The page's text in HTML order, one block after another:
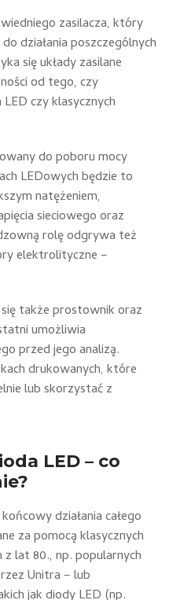
zasilacza, który
działania poszczególnych
się układy zasilane
od tego, czy
czy klasycznych
do poboru mocy
LEDowych będzie to
natężeniem,
sieciowego oraz
rolę odgrywa też
elektrolityczne –
także prostownik oraz
umożliwia
przed jego analizą.
drukowanych, które
lub skorzystać z
LED – co
działania całego
za pomocą klasycznych
lat 80., np. popularnych
Unitra – lub
jak diody LED (np.